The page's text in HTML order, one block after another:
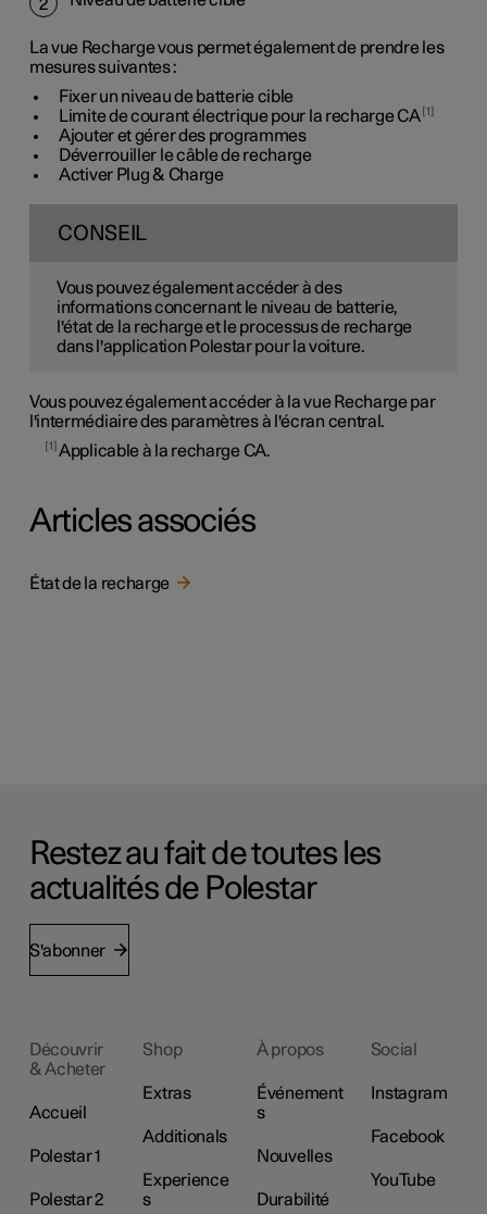
2
La vue Recharge vous permet également de prendre les
mesures suivantes :
Fixer un niveau de batterie cible
Limite de courant électrique pour la recharge CA 1
Ajouter et gérer des programmes
Déverrouiller le câble de recharge
Activer Plug & Charge
CONSEIL
Vous pouvez également accéder à des
informations concernant le niveau de batterie,
l'état de la recharge et le processus de recharge
dans l'application Polestar pour la voiture.
Vous pouvez également accéder à la vue Recharge par
l'intermédiaire des paramètres à l'écran central.
1 Applicable à la recharge CA.
Articles associés
État de la recharge
Restez au fait de toutes les
actualités de Polestar
S'abonner
Découvrir
& Acheter
Accueil
Polestar 1
Polestar 2
Shop
Extras
Additionals
Experience
s
À propos
Événement
s
Nouvelles
Durabilité
Social
Instagram
Facebook
YouTube